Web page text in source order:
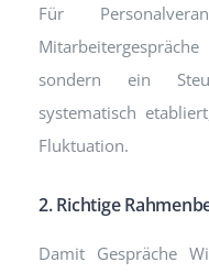
Für
sondern ein
systematisch
Fluktuation.
2. Richtige
Damit Gespräche